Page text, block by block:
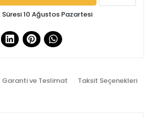
10 Ağustos Pazartesi
Garanti ve Teslimat Taksit Seçenekleri